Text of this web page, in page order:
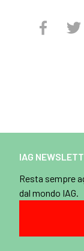
IAG
Resta sempre
dal mondo IAG.